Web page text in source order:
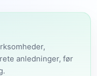
anledninger, før